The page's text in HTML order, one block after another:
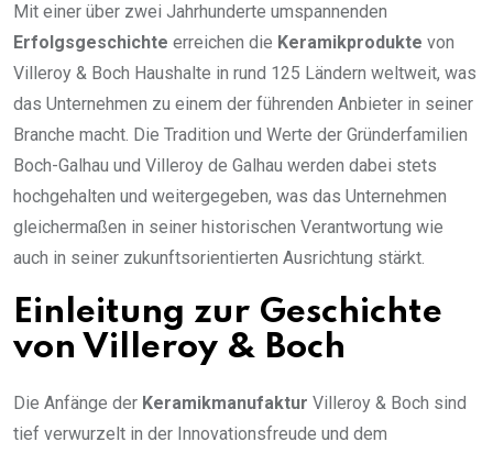
Mit einer über zwei Jahrhunderte umspannenden
Erfolgsgeschichte erreichen die Keramikprodukte von
Villeroy & Boch Haushalte in rund 125 Ländern weltweit, was
das Unternehmen zu einem der führenden Anbieter in seiner
Branche macht. Die Tradition und Werte der Gründerfamilien
Boch-Galhau und Villeroy de Galhau werden dabei stets
hochgehalten und weitergegeben, was das Unternehmen
gleichermaßen in seiner historischen Verantwortung wie
auch in seiner zukunftsorientierten Ausrichtung stärkt.
Einleitung zur Geschichte
von Villeroy & Boch
Die Anfänge der Keramikmanufaktur Villeroy & Boch sind
tief verwurzelt in der Innovationsfreude und dem